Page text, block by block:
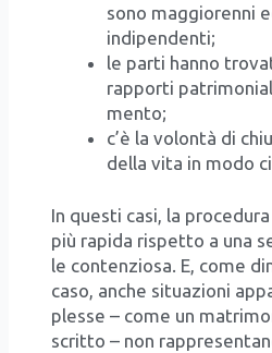
sono mag­gio­ren­ni
indi­pen­den­ti;
le par­ti han­no
rap­por­ti
men­to;
c’è la volon­tà di
del­la vita in modo
In que­sti casi, la
più rapi­da rispet­to a una
le con­ten­zio­sa. E, come
caso, anche situa­zio­ni
ples­se – come un
scrit­to – non